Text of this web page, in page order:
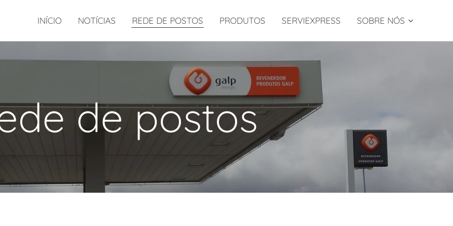
INÍCIO NOTÍCIAS REDE DE POSTOS PRODUTOS SERVIEXPRESS SOBRE NÓS
de postos